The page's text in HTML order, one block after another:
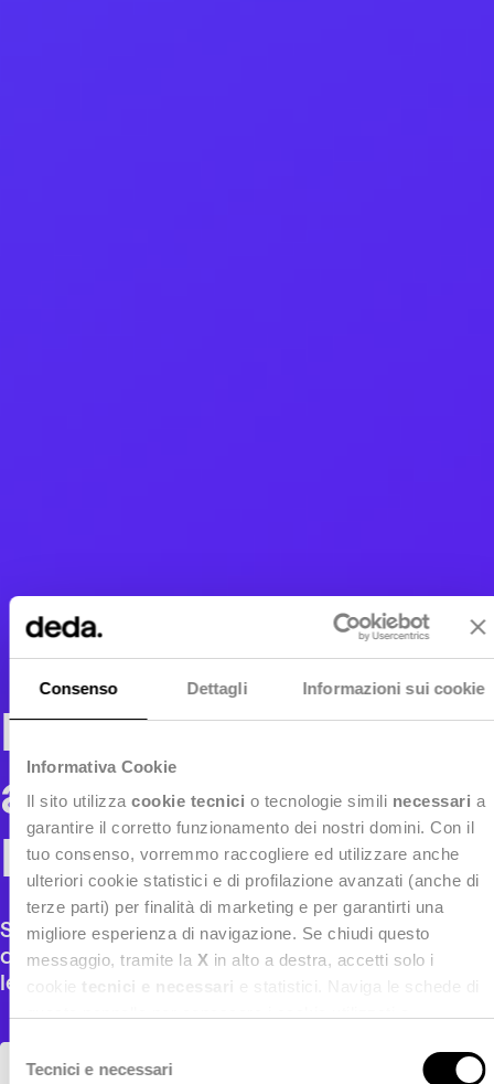
Consenso Dettagli Informazioni sui cookie
Informativa Cookie
Il sito utilizza cookie tecnici o tecnologie simili necessari a
garantire il corretto funzionamento dei nostri domini. Con il
tuo consenso, vorremmo raccogliere ed utilizzare anche
ulteriori cookie statistici e di profilazione avanzati (anche di
terze parti) per finalità di marketing e per garantirti una
migliore esperienza di navigazione. Se chiudi questo
messaggio, tramite la X in alto a destra, accetti solo i
anche la nostraPrivacy Policy
Selezione
delTecnici e necessari
Dall'innovazione
all'impatto nel
Banking
Savino Grande, Market Line Manager Banking
di Deda Bit, analizza su Bancaforte le sfide che
le banche devono affrontare
LEGGI L'ARTICOLO